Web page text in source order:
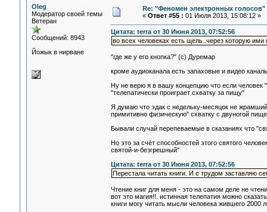
Oleg
Модератор своей темы
Ветеран
Сообщений: 8943
Йожык в нирване
Re: "Феномен электронных голосов"
« Ответ #55 : 01 Июля 2013, 15:08:12 »
Цитата: terra от 30 Июня 2013, 07:52:56
во всех человеках есть щель..через которую
"где же у его кнопка?" (с) Дуремар
кроме аудиоканала есть запаховые и видео
Ну не верю я в вашу концепцию что если человек
"телепатически проиграет схватку за пищу"
Я думаю что эдак с недельку-месяцок не
примитивно физическую" схватку с двуногой
Бывали случай перепеваемые в сказаниях что
Но это за счёт способностей этого святого
святой-и-безгрешный"
Цитата: terra от 30 Июня 2013, 07:52:56
Перестала читать книги. И с трудом заставляю
Чтение книг для меня - это на самом деле не
вот это магия!!. истинная телепатия можно
книги могу читать мысли человека жившего 2000